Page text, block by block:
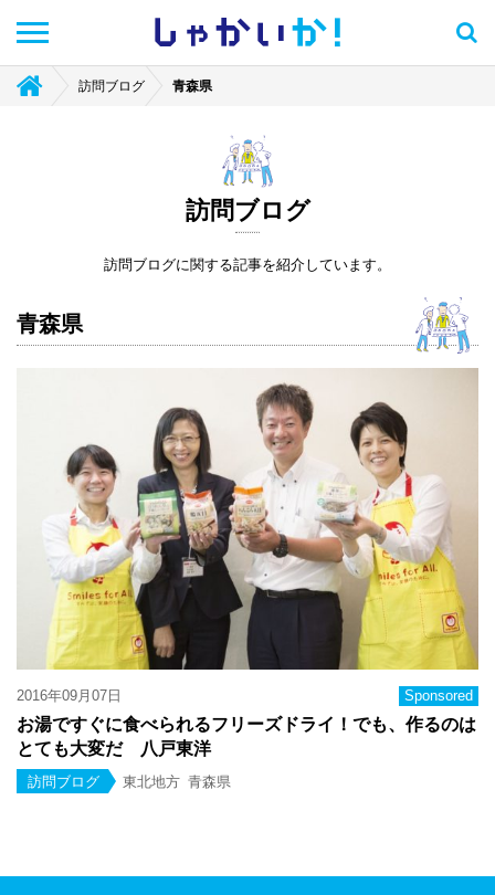
しゃかい か！
訪問ブログ 青森県
訪問ブログ
訪問ブログに関する記事を紹介しています。
青森県
2016年09月07日 Sponsored
お湯ですぐに食べられるフリーズドライ！でも、作るのは
とても大変だ 八戸東洋
訪問ブログ 東北地方 青森県